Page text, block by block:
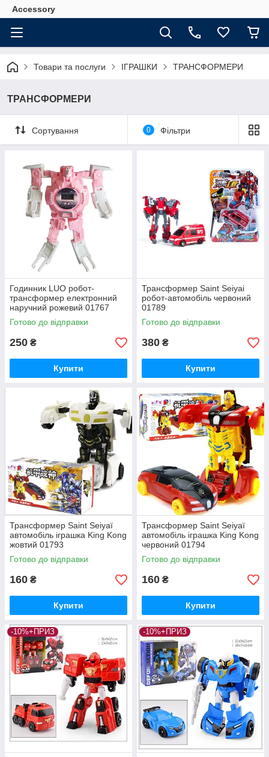
Accessory
Товари та послуги ІГРАШКИ ТРАНСФОРМЕРИ
ТРАНСФОРМЕРИ
Сортування 0 Фільтри
Годинник LUO робот-
трансформер електронний
наручний рожевий 01767
Готово до відправки
250 ₴
Купити
Трансформер Saint Seiyai
робот-автомобіль червоний
01789
Готово до відправки
380 ₴
Купити
Трансформер Saint Seiyaї
автомобіль іграшка King Kong
жовтий 01793
Готово до відправки
160 ₴
Купити
Трансформер Saint Seiyaї
автомобіль іграшка King Kong
червоний 01794
Готово до відправки
160 ₴
Купити
-10%+ПРИЗ -10%+ПРИЗ